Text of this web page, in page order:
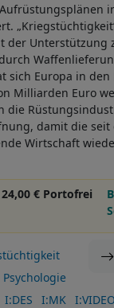
der Unterstützung
sich Europa in den
Milliarden Euro
die
damit die seit
Wirtschaft
24,00 € Portofrei
Psychologie
I:DES I:MK I:VIDEO